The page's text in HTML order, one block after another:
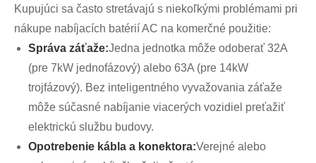
Kupujúci sa často stretávajú s niekoľkými problémami pri
nákupe nabíjacích batérií AC na komerčné použitie:
Správa záťaže:Jedna jednotka môže odoberať 32A
(pre 7kW jednofázový) alebo 63A (pre 14kW
trojfázový). Bez inteligentného vyvažovania záťaže
môže súčasné nabíjanie viacerých vozidiel preťažiť
elektrickú službu budovy.
Opotrebenie kábla a konektora:Verejné alebo